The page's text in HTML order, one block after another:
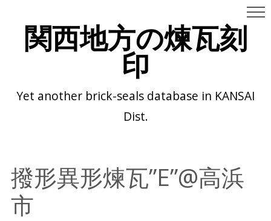
関西地方の煉瓦刻
印
Yet another brick-seals database in KANSAI
Dist.
撥形異形煉瓦”E”@高浜
市